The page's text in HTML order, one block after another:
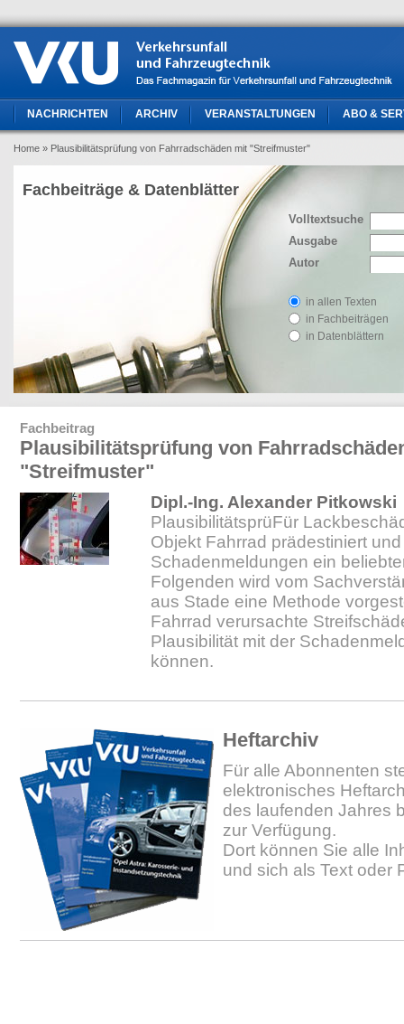
NACHRICHTEN ARCHIV VERANSTALTUNGEN ABO &
Home » Plausibilitätsprüfung von Fahrradschäden mit "Streifmuster"
Volltextsuche
Ausgabe
Autor
in allen Texten
in Fachbeiträgen
in Datenblättern
Fachbeiträge & Datenblätter
Fachbeitrag
Plausibilitätsprüfung von
"Streifmuster"
Dipl.-Ing. Alexander Pitkowski
PlausibilitätsprüFür
Objekt Fahrrad prädestiniert
Schadenmeldungen ein
Folgenden wird vom
aus Stade eine Methode
Fahrrad verursachte
Plausibilität mit der
können.
Heftarchiv
Für alle Abonnenten
elektronisches
des laufenden Jahres
zur Verfügung.
Dort können Sie alle
und sich als Text oder